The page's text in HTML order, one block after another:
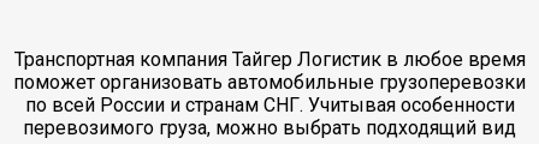
Транспортная компания Тайгер Логистик в любое время
поможет организовать автомобильные грузоперевозки
по всей России и странам СНГ. Учитывая особенности
перевозимого груза, можно выбрать подходящий вид